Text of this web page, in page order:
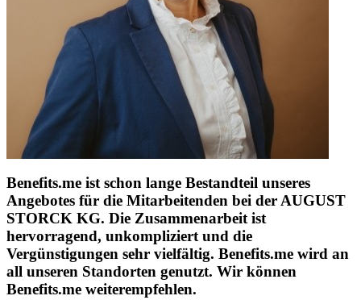
Benefits.me ist schon lange Bestandteil unseres
Angebotes für die Mitarbeitenden bei der AUGUST
STORCK KG. Die Zusammenarbeit ist
hervorragend, unkompliziert und die
Vergünstigungen sehr vielfältig. Benefits.me wird an
all unseren Standorten genutzt. Wir können
Benefits.me weiterempfehlen.